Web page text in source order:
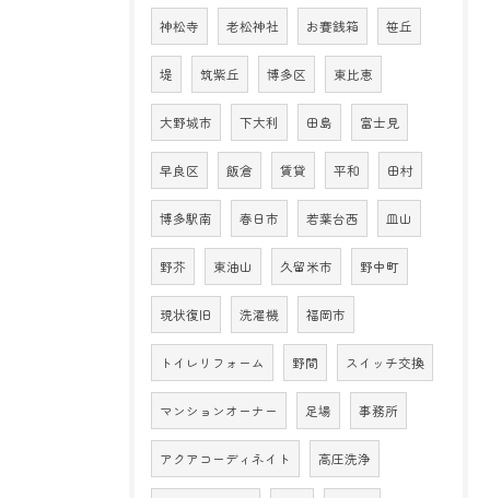
神松寺 老松神社 お賽銭箱 笹丘
堤 筑紫丘 博多区 東比恵
大野城市 下大利 田島 富士見
早良区 飯倉 賃貸 平和 田村
博多駅南 春日市 若葉台西 皿山
野芥 東油山 久留米市 野中町
現状復旧 洗濯機 福岡市
トイレリフォーム 野間 スイッチ交換
マンションオーナー 足場 事務所
アクアコーディネイト 高圧洗浄